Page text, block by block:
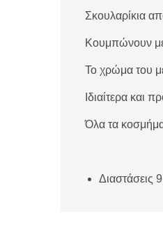
Σκουλαρίκια
Κουμπώνουν
Το χρώμα του
Ιδιαίτερα και
Όλα τα
Διαστάσεις